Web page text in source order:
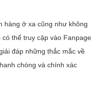
hàng ở xa cũng như không
thể truy cập vào Fanpage
đáp những thắc mắc về
chóng và chính xác